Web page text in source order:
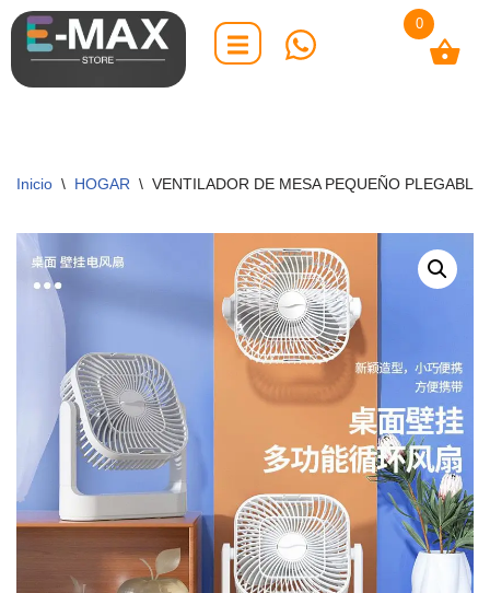
Saltar
al
Inicio \ HOGAR \ VENTILADOR DE MESA PEQUEÑO PLEGABLE
0